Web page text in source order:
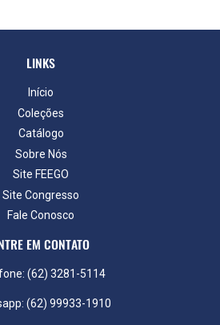
LINKS
Início
Coleções
Catálogo
Sobre Nós
Site FEEGO
Site Congresso
Fale Conosco
EM CONTATO
(62) 3281-5114
(62) 99933-1910